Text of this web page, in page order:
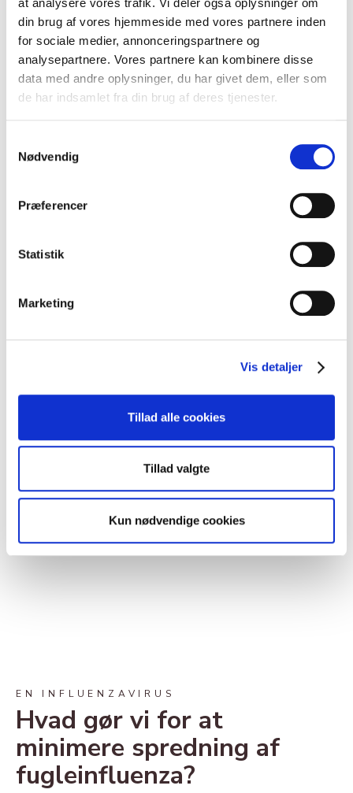
at analysere vores trafik. Vi deler også oplysninger om
din brug af vores hjemmeside med vores partnere inden
for sociale medier, annonceringspartnere og
analysepartnere. Vores partnere kan kombinere disse
data med andre oplysninger, du har givet dem, eller som
de har indsamlet fra din brug af deres tjenester.
Nødvendig
Præferencer
Statistik
Marketing
Vis detaljer
Tillad alle cookies
Tillad valgte
Kun nødvendige cookies
EN INFLUENZAVIRUS
Hvad gør vi for at
minimere spredning af
fugleinfluenza?